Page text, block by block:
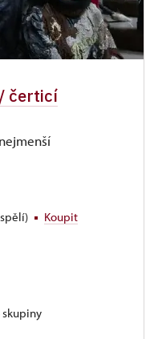
čerticí
Koupit
skupiny